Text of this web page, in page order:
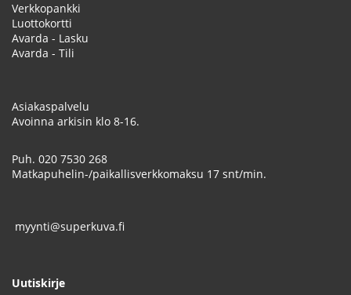
Verkkopankki
Luottokortti
Avarda - Lasku
Avarda - Tili
Asiakaspalvelu
Avoinna arkisin klo 8-16.
Puh. 020 7530 268
Matkapuhelin-/paikallisverkkomaksu 17 snt/min.
myynti@superkuva.fi
Uutiskirje